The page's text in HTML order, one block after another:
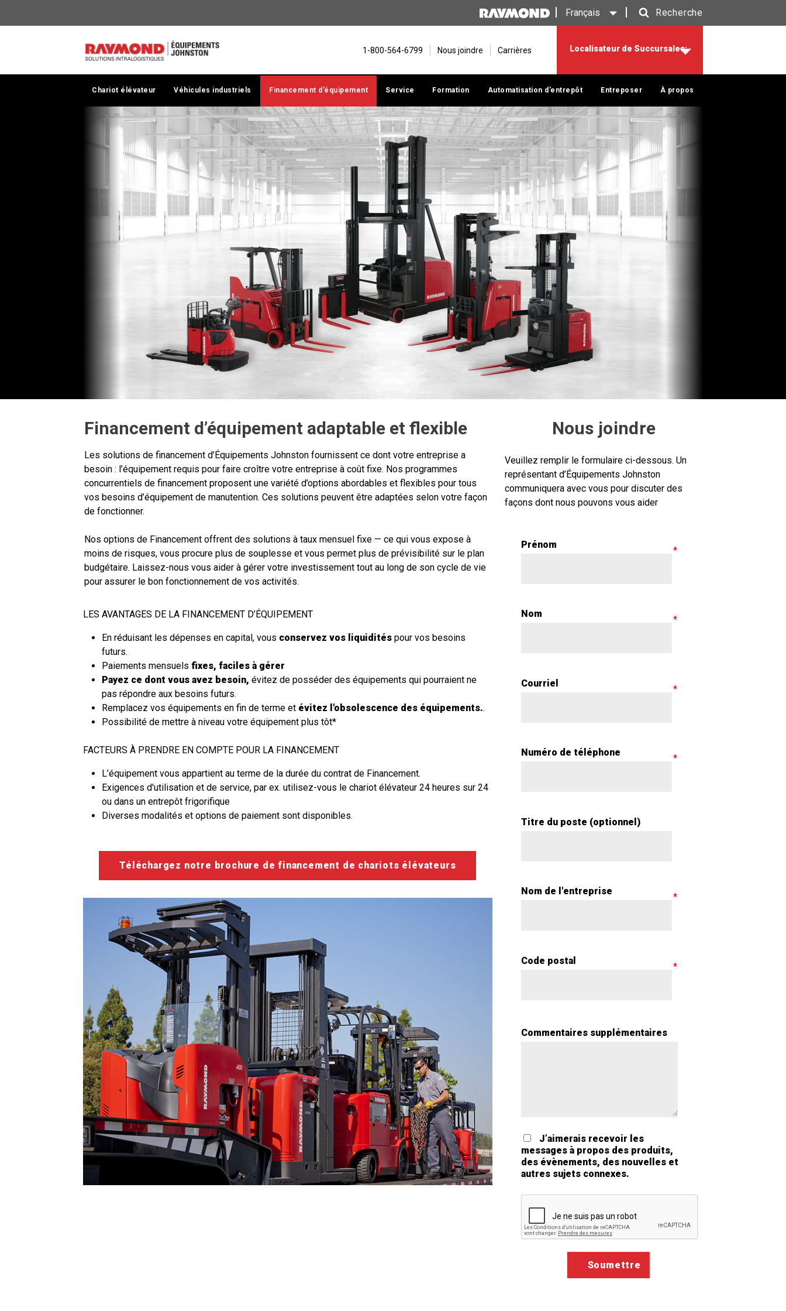
d’équipement
Français
Recherche
1-800-564-6799 Nous joindre Carrières Localisateur de Succursales:
Chariot élévateur Véhicules industriels Financement d’équipement Service Formation Automatisation d’entrepôt Entreposer À propos
Financement d’équipement adaptable et flexible
Les solutions de financement d’Équipements Johnston fournissent ce dont votre entreprise a
besoin : l’équipement requis pour faire croître votre entreprise à coût fixe. Nos programmes
concurrentiels de financement proposent une variété d’options abordables et flexibles pour tous
vos besoins d’équipement de manutention. Ces solutions peuvent être adaptées selon votre façon
de fonctionner.
Nos options de Financement offrent des solutions à taux mensuel fixe — ce qui vous expose à
moins de risques, vous procure plus de souplesse et vous permet plus de prévisibilité sur le plan
budgétaire. Laissez-nous vous aider à gérer votre investissement tout au long de son cycle de vie
pour assurer le bon fonctionnement de vos activités.
LES AVANTAGES DE LA FINANCEMENT D’ÉQUIPEMENT
En réduisant les dépenses en capital, vous conservez vos liquidités pour vos besoins
futurs.
Paiements mensuels fixes, faciles à gérer
Payez ce dont vous avez besoin, évitez de posséder des équipements qui pourraient ne
pas répondre aux besoins futurs.
Remplacez vos équipements en fin de terme et évitez l'obsolescence des équipements..
Possibilité de mettre à niveau votre équipement plus tôt*
FACTEURS À PRENDRE EN COMPTE POUR LA FINANCEMENT
L’équipement vous appartient au terme de la durée du contrat de Financement.
Exigences d'utilisation et de service, par ex. utilisez-vous le chariot élévateur 24 heures sur 24
ou dans un entrepôt frigorifique
Diverses modalités et options de paiement sont disponibles.
Téléchargez notre brochure de financement de chariots élévateurs
Nous joindre
Veuillez remplir le formulaire ci-dessous. Un
représentant d’Équipements Johnston
communiquera avec vous pour discuter des
façons dont nous pouvons vous aider
Prénom
Nom
Courriel
Numéro de téléphone
Titre du poste (optionnel)
Nom de l'entreprise
Code postal
Commentaires supplémentaires
J’aimerais recevoir les
messages à propos des produits,
des évènements, des nouvelles et
autres sujets connexes.